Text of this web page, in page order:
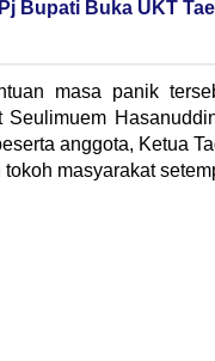
Pj Bupati Buka UKT
masa panik
Seulimuem
anggota, Ketua
masyarakat